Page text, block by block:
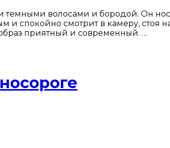
волосами и бородой. Он
и спокойно смотрит в камеру,
приятный и современный. …